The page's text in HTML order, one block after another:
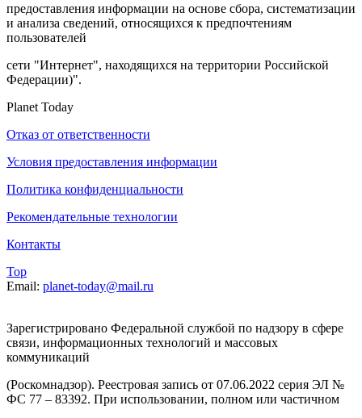
предоставления информации на основе сбора, систематизации
и анализа сведений, относящихся к предпочтениям
пользователей
сети "Интернет", находящихся на территории Российской
Федерации)".
Planet Today
Отказ от ответственности
Условия предоставления информации
Политика конфиденциальности
Рекомендательные технологии
Контакты
Top
Email: planet-today@mail.ru
Зарегистрировано Федеральной службой по надзору в сфере
связи, информационных технологий и массовых
коммуникаций
(Роскомнадзор). Реестровая запись от 07.06.2022 серия ЭЛ №
ФС 77 – 83392. При использовании, полном или частичном